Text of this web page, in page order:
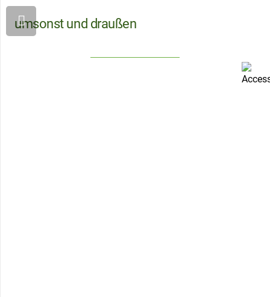
umsonst und draußen